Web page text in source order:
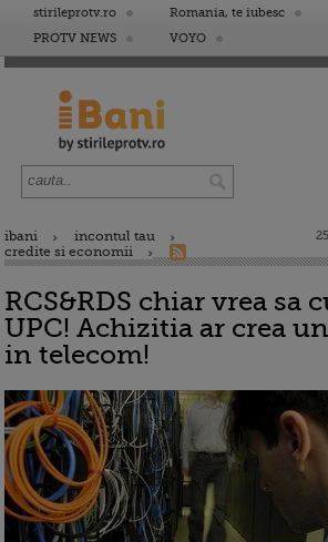
stirileprotv.ro Romania, te iubesc
PROTV NEWS
VOYO
ibani
incontul tau
credite si economii
RCS&RDS chiar vrea sa
UPC! Achizitia ar crea
in telecom!